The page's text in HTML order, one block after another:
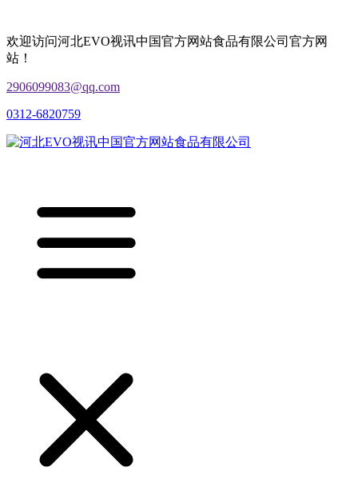
欢迎访问河北EVO视讯中国官方网站食品有限公司官方网
站！
2906099083@qq.com
0312-6820759